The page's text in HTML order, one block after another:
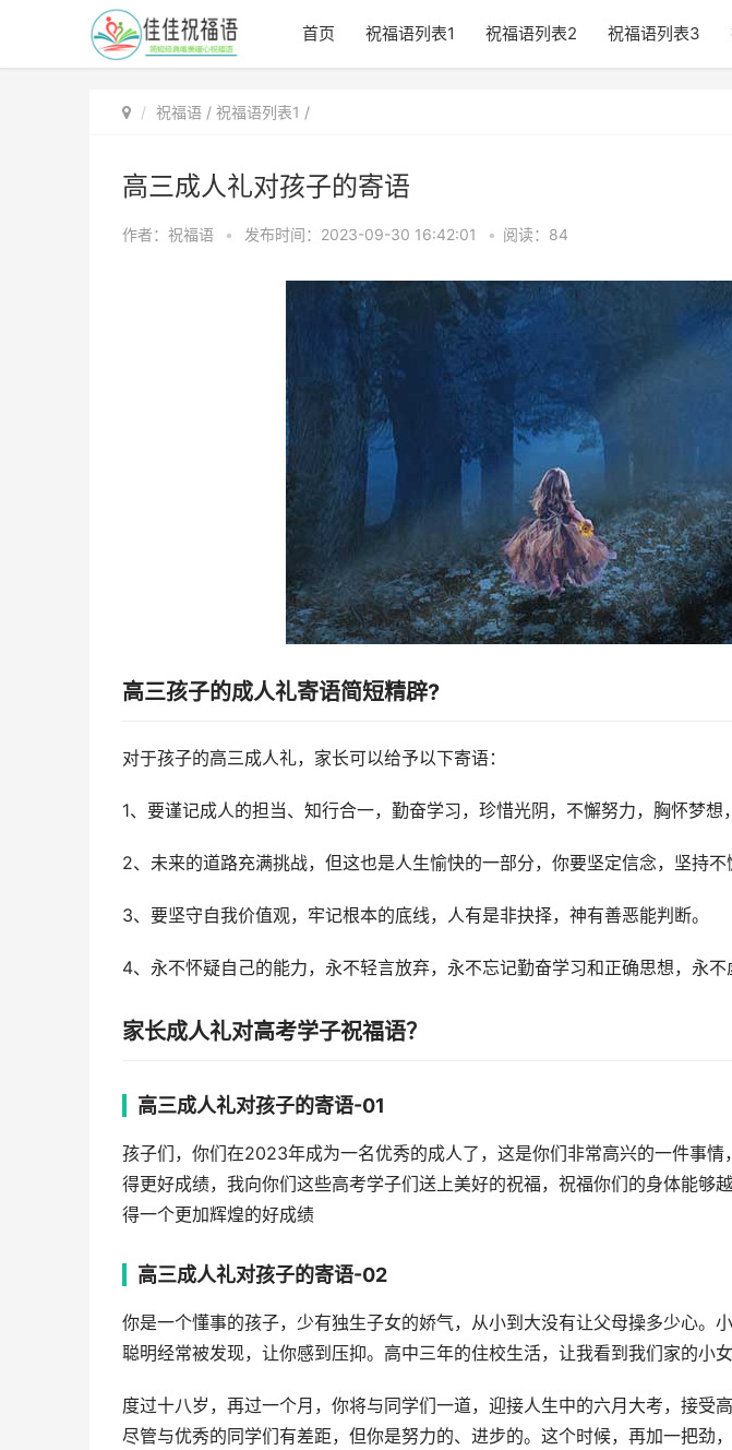
首页 祝福语列表1 祝福语列表2 祝福语列表3
祝福语 / 祝福语列表1 /
高三成人礼对孩子的寄语
作者：祝福语 • 发布时间：2023-09-30 16:42:01 • 阅读：84
高三孩子的成人礼寄语简短精辟?
对于孩子的高三成人礼，家长可以给予以下寄语：
1、要谨记成人的担当、知行合一，勤奋学习，珍惜光阴，不懈努力，胸怀梦想
2、未来的道路充满挑战，但这也是人生愉快的一部分，你要坚定信念，坚持
3、要坚守自我价值观，牢记根本的底线，人有是非抉择，神有善恶能判断。
4、永不怀疑自己的能力，永不轻言放弃，永不忘记勤奋学习和正确思想，永不
家长成人礼对高考学子祝福语？
高三成人礼对孩子的寄语-01
孩子们，你们在2023年成为一名优秀的成人了，这是你们非常高兴的一件事情
得更好成绩，我向你们这些高考学子们送上美好的祝福，祝福你们的身体能够
得一个更加辉煌的好成绩
高三成人礼对孩子的寄语-02
你是一个懂事的孩子，少有独生子女的娇气，从小到大没有让父母操多少心。
聪明经常被发现，让你感到压抑。高中三年的住校生活，让我看到我们家的小
度过十八岁，再过一个月，你将与同学们一道，迎接人生中的六月大考，接受
尽管与优秀的同学们有差距，但你是努力的、进步的。这个时候，再加一把劲